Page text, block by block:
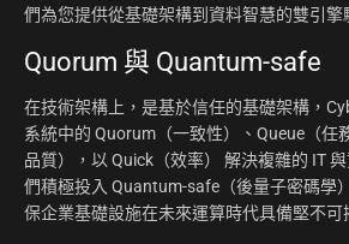
們為您提供從基礎架構到資料智慧的雙引擎
Quorum 與 Quantum-safe
在技術架構上，是基於信任的基礎架構，
系統中的 Quorum（一致性）、Queue（任
品質），以 Quick（效率） 解決複雜的 IT
們積極投入 Quantum-safe（後量子密碼學
保企業基礎設施在未來運算時代具備堅不可